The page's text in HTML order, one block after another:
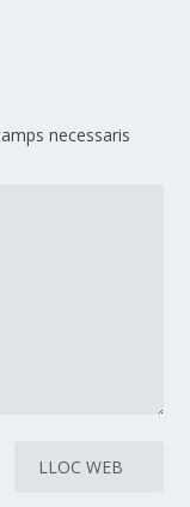
necessaris